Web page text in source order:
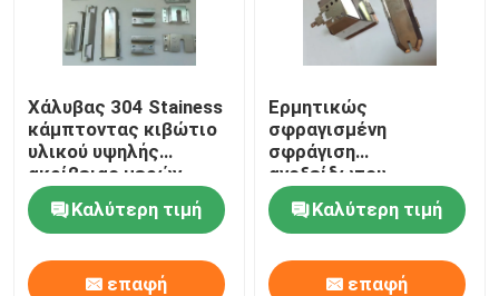
Χάλυβας 304 Stainess
κάμπτοντας κιβώτιο
υλικού υψηλής
ακρίβειας μερών
σφράγισης μετάλλων
πλαισίωνΚαλύτερη τιμή
επαφή
Ερμητικώς
σφραγισμένη
σφράγιση
ανοξείδωτου
κιβωτίων, μέταλλο
φύλλων που
διαμορφώνει τη
φόρμα
Καλύτερη τιμή
επαφή